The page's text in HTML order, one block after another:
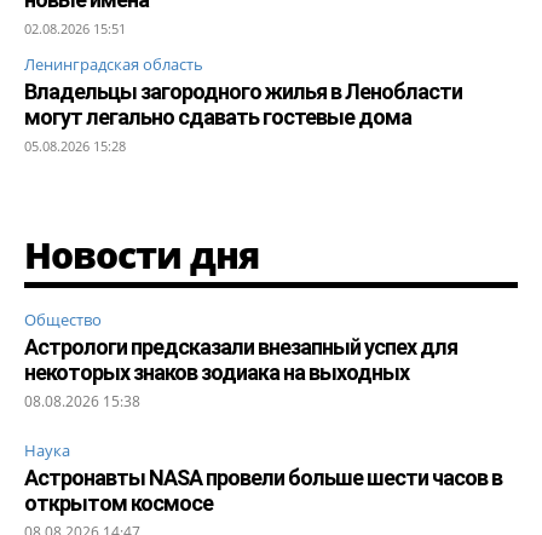
02.08.2026 15:51
Ленинградская область
Владельцы загородного жилья в Ленобласти
могут легально сдавать гостевые дома
05.08.2026 15:28
Новости дня
Общество
Астрологи предсказали внезапный успех для
некоторых знаков зодиака на выходных
08.08.2026 15:38
Наука
Астронавты NASA провели больше шести часов в
открытом космосе